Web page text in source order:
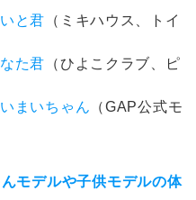
と君 （ミキハウス、トイ
た君 （ひよこクラブ、ピ
まいちゃん （GAP公式モ
モデルや子供モデルの体